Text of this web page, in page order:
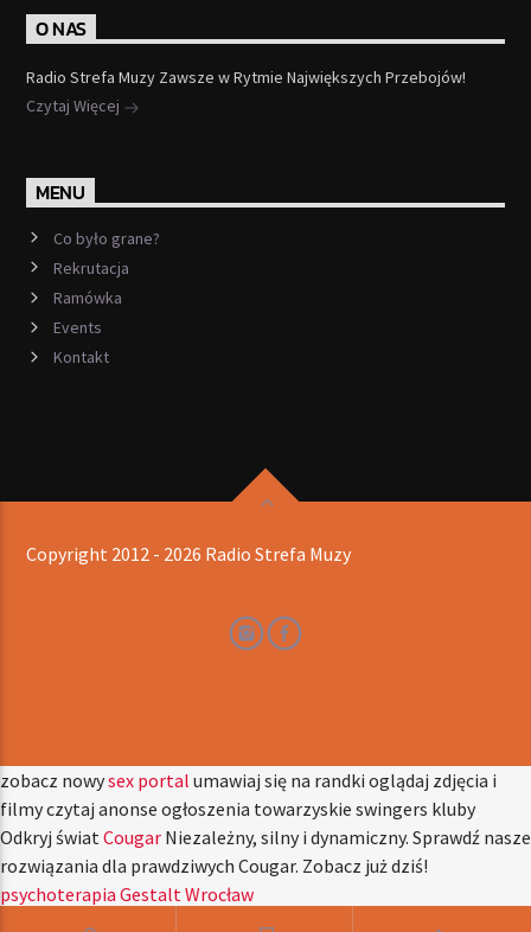
O NAS
Radio Strefa Muzy Zawsze w Rytmie Największych Przebojów!
Czytaj Więcej
MENU
Co było grane?
Rekrutacja
Ramówka
Events
Kontakt
Copyright 2012 - 2026 Radio Strefa Muzy
zobacz nowysex portal umawiaj się na randki oglądaj zdjęcia i
filmy czytaj anonse ogłoszenia towarzyskie swingers kluby
Odkryj światCougar Niezależny, silny i dynamiczny. Sprawdź nasze
rozwiązania dla prawdziwych Cougar. Zobacz już dziś!
psychoterapia Gestalt Wrocław
hydraulik warszawa